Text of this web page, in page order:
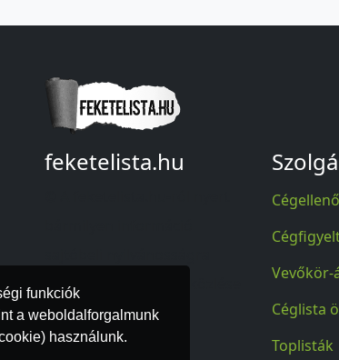
funkciók
a weboldalforgalmunk
használunk.
feketelista.hu
hozatalakor a forrás közlése
kötelező!
Vevőkör-
Céglista
Toplisták